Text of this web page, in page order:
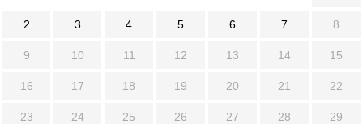
2 3 4 5 6 7 8
9 10 11 12 13 14 15
16 17 18 19 20 21 22
23 24 25 26 27 28 29